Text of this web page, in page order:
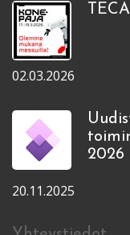
02.03.2026
2026
20.11.2025